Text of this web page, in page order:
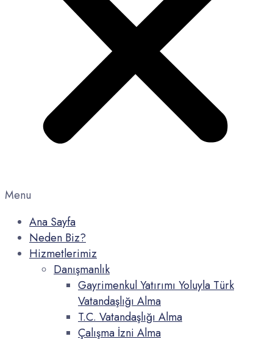
Menu
Ana Sayfa
Neden Biz?
Hizmetlerimiz
Danışmanlık
Gayrimenkul Yatırımı Yoluyla Türk
Vatandaşlığı Alma
T.C. Vatandaşlığı Alma
Çalışma İzni Alma